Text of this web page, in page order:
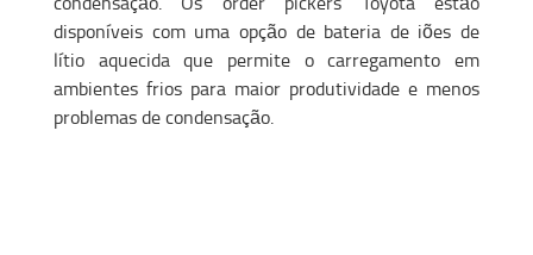
disponíveis com uma opção de bateria de iões de
lítio aquecida que permite o carregamento em
ambientes frios para maior produtividade e menos
problemas de condensação.